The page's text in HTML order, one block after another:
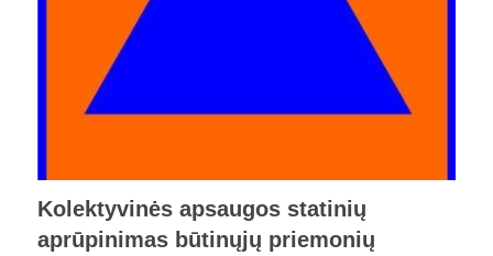
Kolektyvinės apsaugos statinių
aprūpinimas būtinųjų priemonių